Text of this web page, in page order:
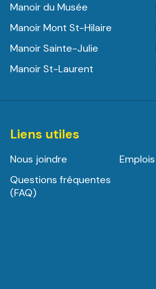
Manoir du Musée
Manoir Mont St-Hilaire
Manoir Sainte-Julie
Manoir St-Laurent
Liens utiles
Nous joindre
Emplois
Questions fréquentes
(FAQ)